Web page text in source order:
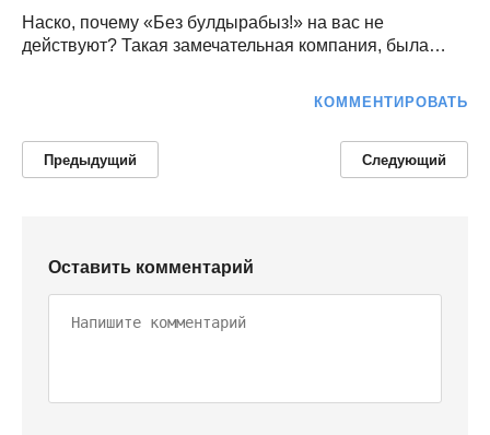
Наско, почему «Без булдырабыз!» на вас не
действуют? Такая замечательная компания, была…
КОММЕНТИРОВАТЬ
Предыдущий Следующий
Оставить комментарий